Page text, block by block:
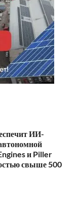
ИИ-
и Piller
свыше 500